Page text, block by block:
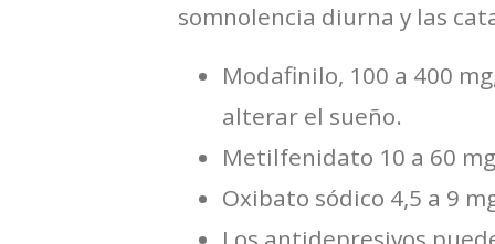
somnolencia diurna y las
Modafinilo, 100 a 400
alterar el sueño.
Metilfenidato 10 a 60
Oxibato sódico 4,5 a 9